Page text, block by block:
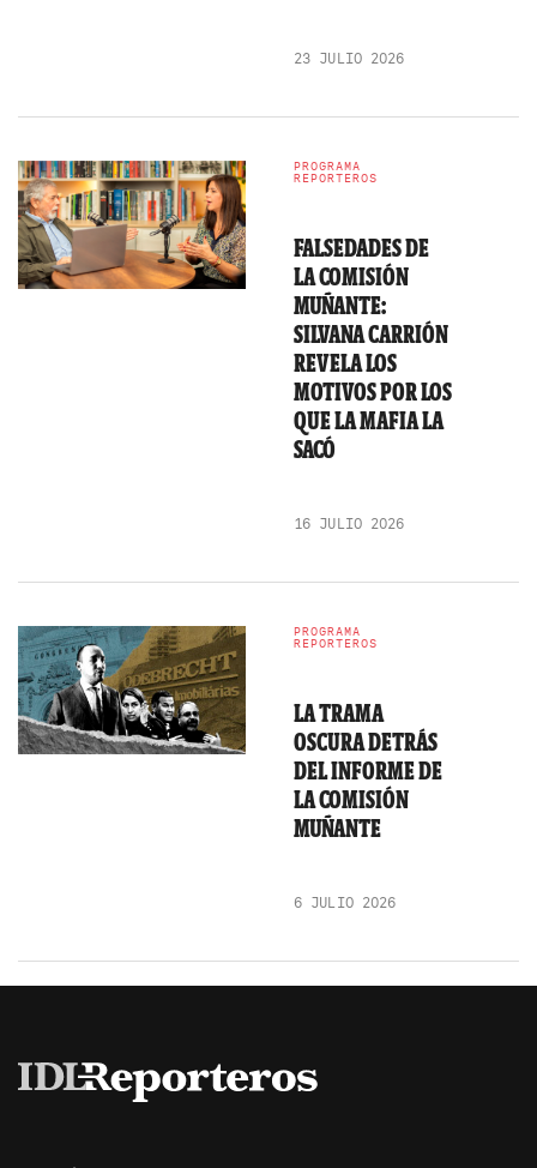
23 JULIO 2026
PROGRAMA
REPORTEROS
FALSEDADES DE
LA COMISIÓN
MUÑANTE:
SILVANA CARRIÓN
REVELA LOS
MOTIVOS POR LOS
QUE LA MAFIA LA
SACÓ
16 JULIO 2026
PROGRAMA
REPORTEROS
LA TRAMA
OSCURA DETRÁS
DEL INFORME DE
LA COMISIÓN
MUÑANTE
6 JULIO 2026